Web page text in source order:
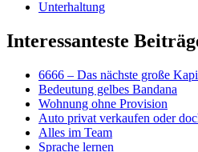
Unterhaltung
Interessanteste
6666 – Das nächste große
Bedeutung gelbes Bandana
Wohnung ohne Provision
Auto privat verkaufen oder
Alles im Team
Sprache lernen